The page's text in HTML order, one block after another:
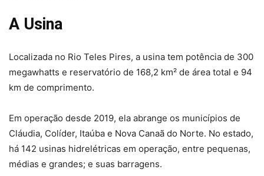
A Usina
Localizada no Rio Teles Pires, a usina tem potência de 300
megawhatts e reservatório de 168,2 km² de área total e 94
km de comprimento.
Em operação desde 2019, ela abrange os municípios de
Cláudia, Colíder, Itaúba e Nova Canaã do Norte. No estado,
há 142 usinas hidrelétricas em operação, entre pequenas,
médias e grandes; e suas barragens.